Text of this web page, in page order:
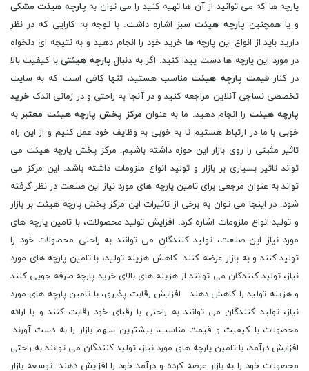
پارچه ها که می توانید از آن ها تهیه کنید را می توان به پارچه هیئت مشکی
و یا همچنین پارچه هیئت سبزاشاره داشت. با توجه به کارایی که در نظر
دارید باید از انواع این پارچه ها خرید خود را انجام دهید و به نتیجه ای دلخواه
در مورد این پارچه ها دست پیدا کنید. اگر به دنبال پارچه هیئتیبا کیفیت بالا
در کنارقیمت پارچه هیئتمناسب هستید، تنها کافی است که به سایت
تخصصی نساجی آنلاین مراجعه کنید و در آنجا به راحتی و در زمانی اندک خرید
پارچه هیئت را انجام دهید. ما به عنوان مرکز پخش پارچه هیئت معتبر به
خوبی با ما در ارتباط هستیم تا به خوبی به وظایف خود عمل کنیم و از این راه
تاثیر مثبتی را روی بازار این حوزه داشته باشیم. مرکز پخش پارچه هیئت می
تواند تاثیر بسیاری بر بازار و تولید انواع ملزومات داشته باشد. این مرکز می
تواند به عنوان مرجعی برای تامین پارچه های مورد نیاز این صنعت در نظر گرفته
شود. در اینجا می توان به برخی از تاثیرات این مرکز پخش پارچه هیئت بر بازار
و تولید انواع ملزومات اشاره کرد. افزایش تولید محصولات، با تامین پارچه های
مورد نیاز این صنعت، تولید کنندگان می توانند به راحتی محصولات خود را
تولید کنند و به بازار عرضه کنند. کاهش هزینه تولید، با تامین پارچه های مورد
نیاز، تولید کنندگان می توانند از هزینه های بالای خرید پارچه صرفه جویی کنند
و هزینه تولید را کاهش دهند. افزایش رقابت پذیری، با تامین پارچه های مورد
نیاز، تولید کنندگان می توانند به راحتی با رقبای خود رقابت کنند و با ارائه
محصولات با کیفیت و قیمت مناسب، بیشترین سهم بازار را به دست آورند.
افزایش درآمد، با تامین پارچه های مورد نیاز، تولید کنندگان می توانند به راحتی
محصولات خود را به بازار عرضه کرده و درآمد خود را افزایش دهند. توسعه بازار